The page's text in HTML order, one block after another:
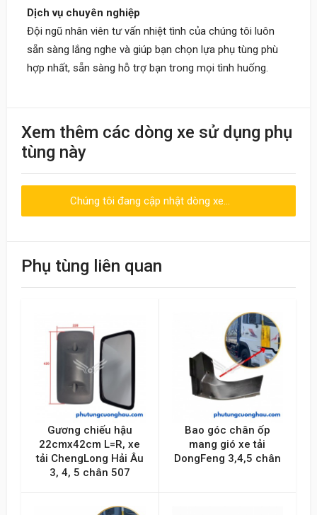
Dịch vụ chuyên nghiệp
Đội ngũ nhân viên tư vấn nhiệt tình của chúng tôi luôn
sẵn sàng lắng nghe và giúp bạn chọn lựa phụ tùng phù
hợp nhất, sẵn sàng hỗ trợ bạn trong mọi tình huống.
09:30 20/06/2023
Viết đánh giá
Điểm đánh giá
Emai hoặc Số điện thoại
Xem thêm các dòng xe sử dụng phụ
tùng này
Chúng tôi đang cập nhật dòng xe...
Phụ tùng liên quan
Gương chiếu hậu
22cmx42cm L=R, xe
tải ChengLong Hải Âu
3, 4, 5 chân 507
Bao góc chân ốp
mang gió xe tải
DongFeng 3,4,5 chân